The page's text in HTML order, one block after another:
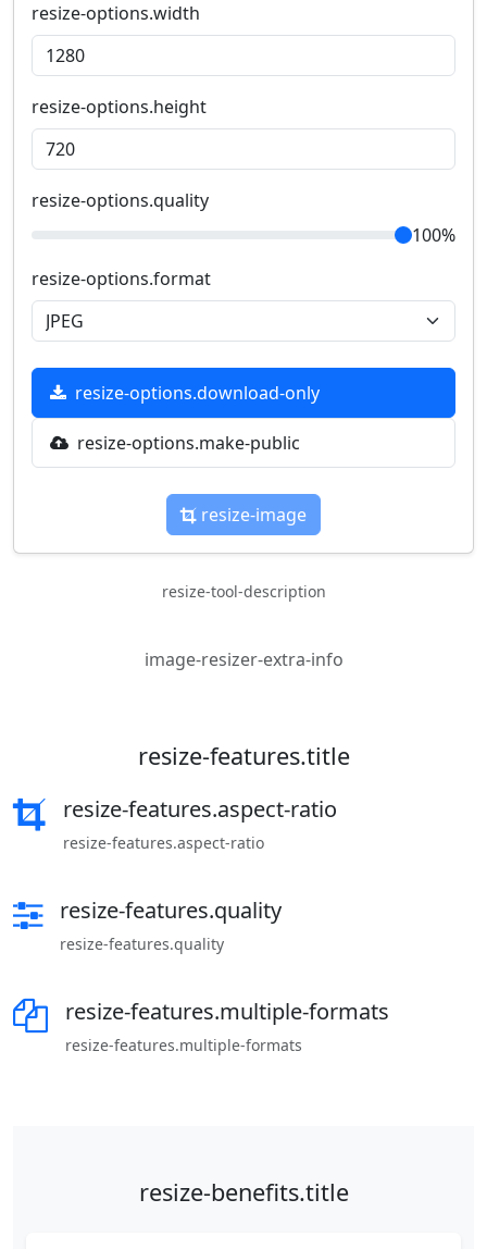
resize-options.width
resize-options.height
resize-options.quality
100%
resize-options.format
resize-options.download-only
resize-options.make-public
resize-image
resize-tool-description
image-resizer-extra-info
resize-features.title
resize-features.aspect-ratio
resize-features.aspect-ratio
resize-features.quality
resize-features.quality
resize-features.multiple-formats
resize-features.multiple-formats
resize-benefits.title